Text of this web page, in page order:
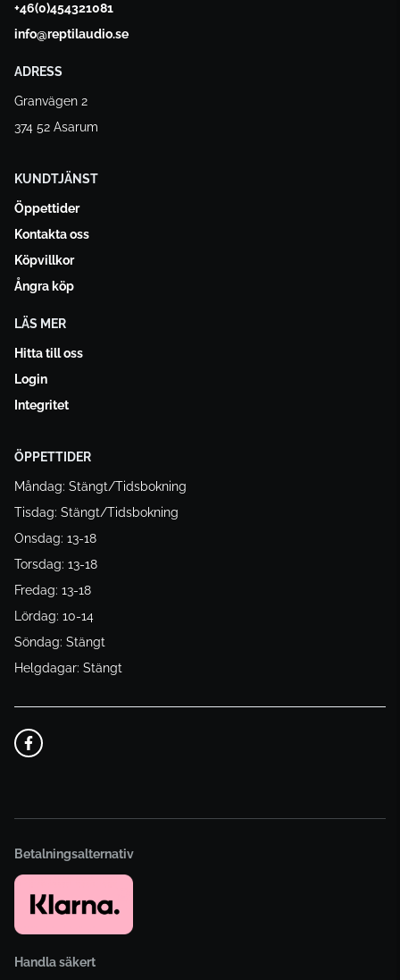
+46(0)454321081
info@reptilaudio.se
ADRESS
Granvägen 2
374 52 Asarum
KUNDTJÄNST
Öppettider
Kontakta oss
Köpvillkor
Ångra köp
LÄS MER
Hitta till oss
Login
Integritet
ÖPPETTIDER
Måndag: Stängt/Tidsbokning
Tisdag: Stängt/Tidsbokning
Onsdag: 13-18
Torsdag: 13-18
Fredag: 13-18
Lördag: 10-14
Söndag: Stängt
Helgdagar: Stängt
Betalningsalternativ
Handla säkert